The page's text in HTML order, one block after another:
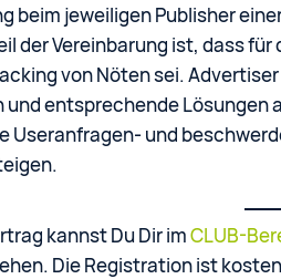
beim jeweiligen Publisher
der Vereinbarung ist, dass
von Nöten sei.
und entsprechende Lösungen
Useranfragen- und
kannst Du Dir imCLUB-
Die Registration ist